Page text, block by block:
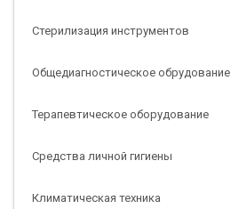
Стерилизация инструментов
Общедиагностическое обрудование
Терапевтическое оборудование
Средства личной гигиены
Климатическая техника